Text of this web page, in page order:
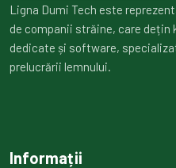
Ligna Dumi Tech este
de companii străine, care dețin
dedicate și software,
prelucrării lemnului.
Informații